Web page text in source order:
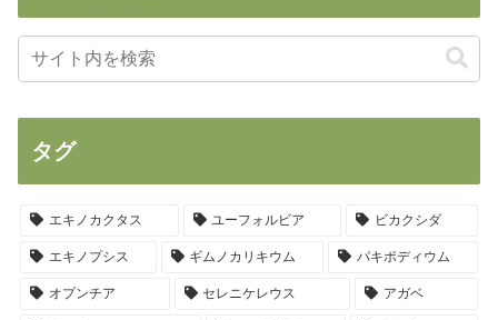
タグ
エキノカクタス ユーフォルビア ビカクシダ
エキノプシス ギムノカリキウム パキポディウム
オプンチア セレニケレウス アガベ